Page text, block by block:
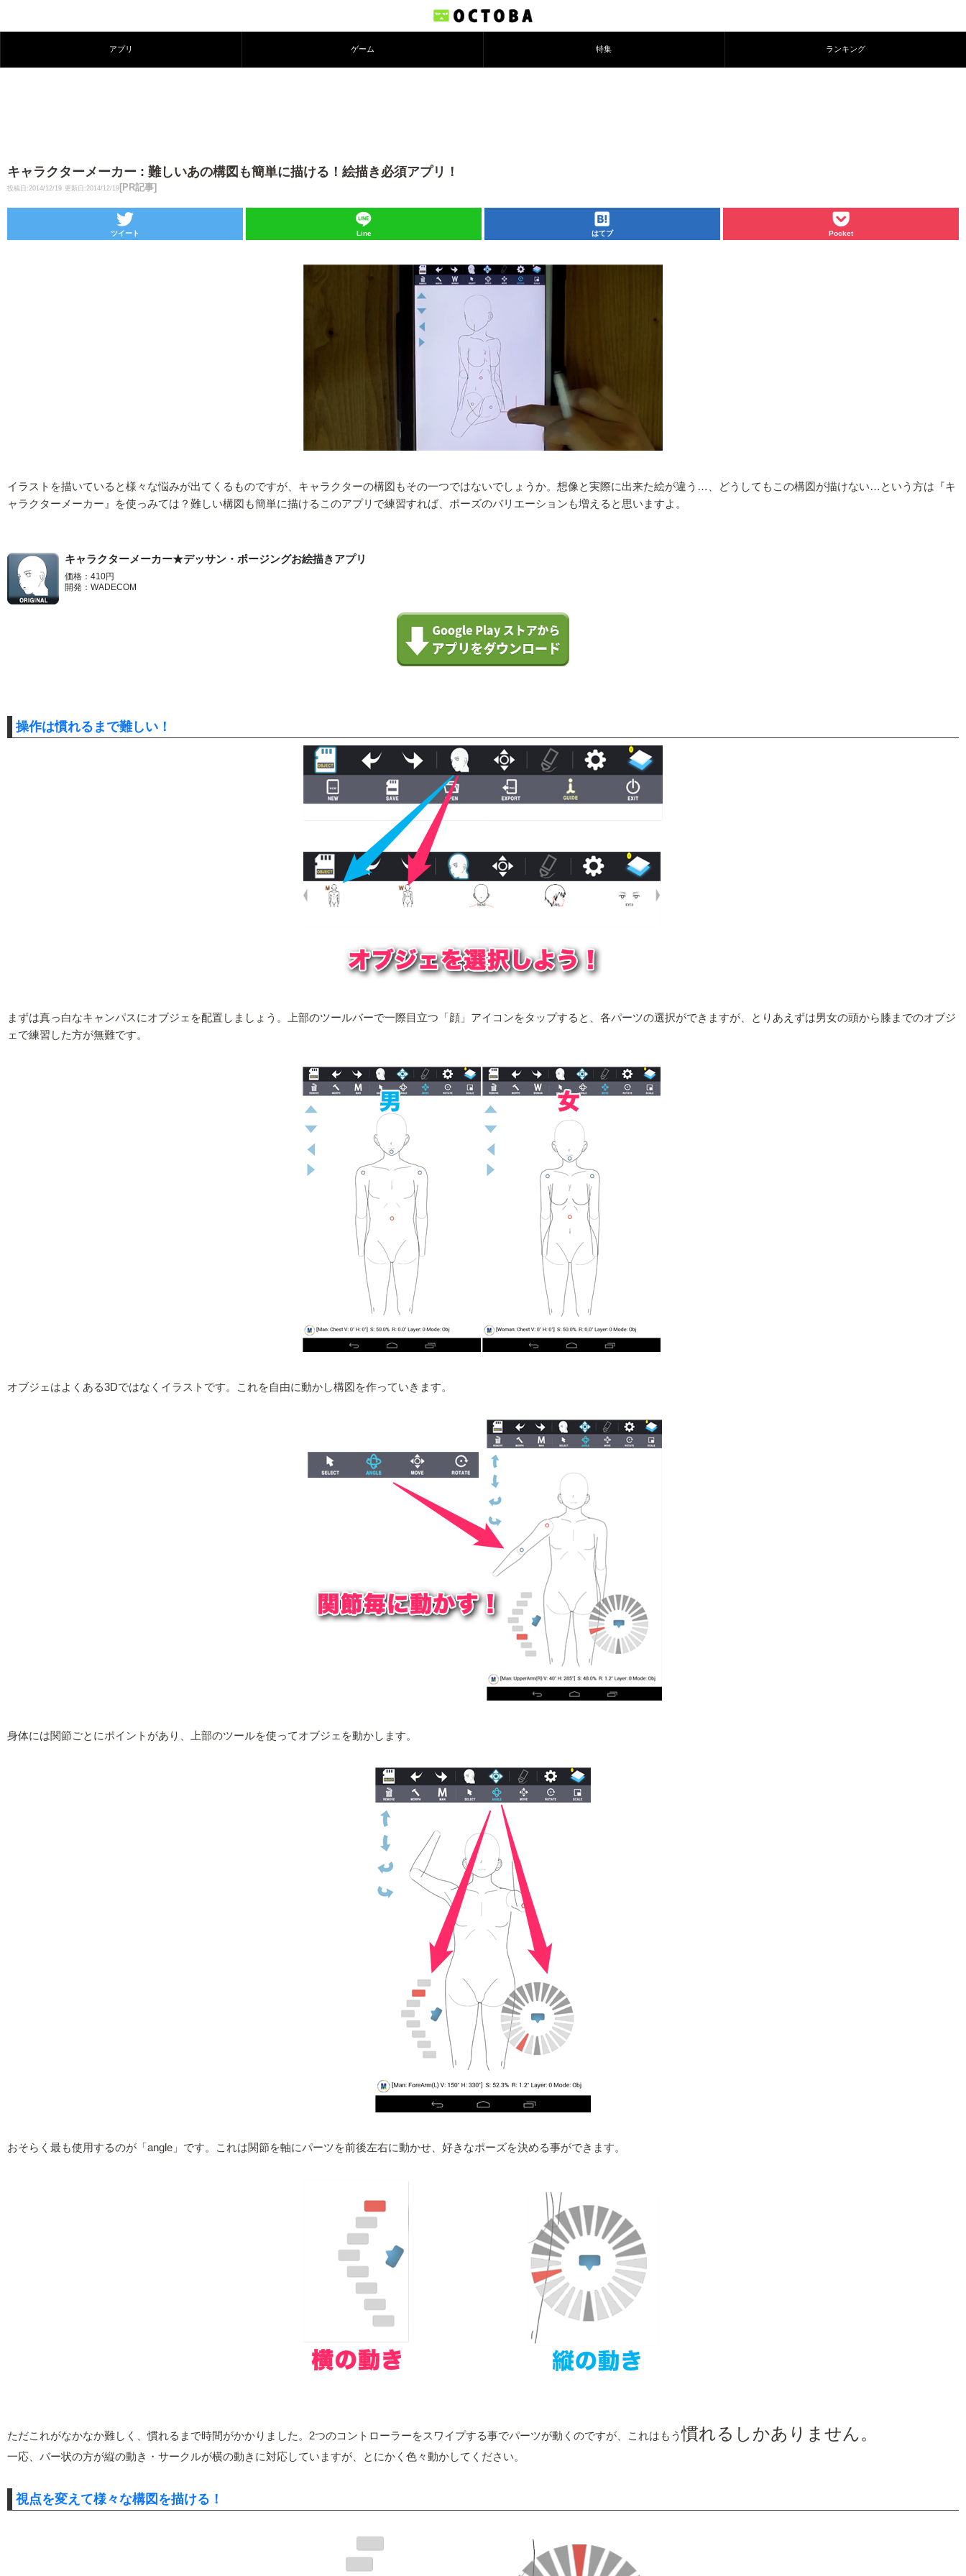
アプリ ゲーム 特集 ランキング
キャラクターメーカー : 難しいあの構図も簡単に描ける！絵描き必須アプリ！
投稿日:2014/12/19 更新日:2014/12/19 [PR記事]
ツイート Line はてブ Pocket
イラストを描いていると様々な悩みが出てくるものですが、キャラクターの構図もその一つではないでしょうか。想像と実際に出来た絵が違う…、どうしてもこの構図が描けない…という方は『キ
ャラクターメーカー』を使っみては？難しい構図も簡単に描けるこのアプリで練習すれば、ポーズのバリエーションも増えると思いますよ。
キャラクターメーカー★デッサン・ポージングお絵描きアプリ
価格：410円
開発：WADECOM
操作は慣れるまで難しい！
まずは真っ白なキャンパスにオブジェを配置しましょう。上部のツールバーで一際目立つ「顔」アイコンをタップすると、各パーツの選択ができますが、とりあえずは男女の頭から膝までのオブジ
ェで練習した方が無難です。
オブジェはよくある3Dではなくイラストです。これを自由に動かし構図を作っていきます。
身体には関節ごとにポイントがあり、上部のツールを使ってオブジェを動かします。
おそらく最も使用するのが「angle」です。これは関節を軸にパーツを前後左右に動かせ、好きなポーズを決める事ができます。
ただこれがなかなか難しく、慣れるまで時間がかかりました。2つのコントローラーをスワイプする事でパーツが動くのですが、これはもう慣れるしかありません。
一応、バー状の方が縦の動き・サークルが横の動きに対応していますが、とにかく色々動かしてください。
視点を変えて様々な構図を描ける！